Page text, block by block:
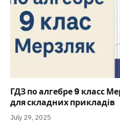
ГДЗ по алгебре 9 класс
для складних прикладів
July 29, 2025